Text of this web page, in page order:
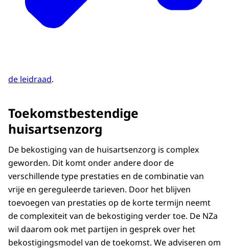
de leidraad.
Toekomstbestendige
huisartsenzorg
De bekostiging van de huisartsenzorg is complex
geworden. Dit komt onder andere door de
verschillende type prestaties en de combinatie van
vrije en gereguleerde tarieven. Door het blijven
toevoegen van prestaties op de korte termijn neemt
de complexiteit van de bekostiging verder toe. De NZa
wil daarom ook met partijen in gesprek over het
bekostigingsmodel van de toekomst. We adviseren om